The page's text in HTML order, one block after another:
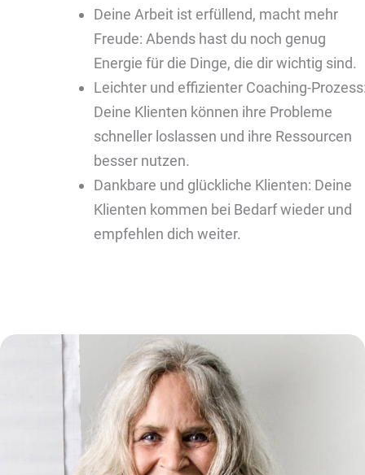
Deine Arbeit ist erfüllend, macht mehr
Freude: Abends hast du noch genug
Energie für die Dinge, die dir wichtig sind.
Leichter und effizienter Coaching-
Deine Klienten können ihre Probleme
schneller loslassen und ihre Ressourcen
besser nutzen.
Dankbare und glückliche Klienten: Deine
Klienten kommen bei Bedarf wieder und
empfehlen dich weiter.